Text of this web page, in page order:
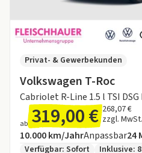
Volkswagen T-Roc
Cabriolet R-Line 1.5 l TSI DSG
Privat- & Gewerbekunden
ab 319,00 € 268,07 €
zzgl. MwSt.
Angebotsdetails:
Inklusive Laufleistung
10.000 km/JahrAnpassbar24
Zusätzliche
Verfügbar: Sofort Inklusive: